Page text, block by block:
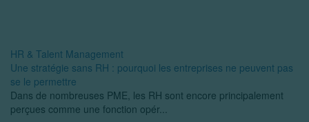
HR & Talent Management
Une stratégie sans RH : pourquoi les entreprises ne peuvent pas
se le permettre
Dans de nombreuses PME, les RH sont encore principalement
perçues comme une fonction opér...